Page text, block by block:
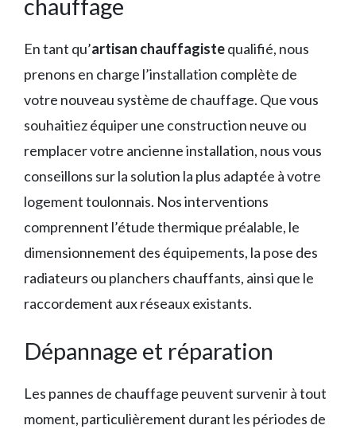
chauffage
En tant qu’artisan chauffagistequalifié, nous
prenons en charge l’installation complète de
votre nouveau système de chauffage. Que vous
souhaitiez équiper une construction neuve ou
remplacer votre ancienne installation, nous vous
conseillons sur la solution la plus adaptée à votre
logement toulonnais. Nos interventions
comprennent l’étude thermique préalable, le
dimensionnement des équipements, la pose des
radiateurs ou planchers chauffants, ainsi que le
raccordement aux réseaux existants.
Dépannage et réparation
Les pannes de chauffage peuvent survenir à tout
moment, particulièrement durant les périodes de